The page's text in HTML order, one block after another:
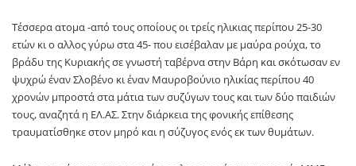
Τέσσερα ατομα -από τους οποίους οι τρείς ηλικιας περίπου 25-30
ετών κι o αλλος γύρω στα 45- που εισέβαλαν με μαύρα ρούχα, το
βράδυ της Κυριακής σε γνωστή ταβέρνα στην Βάρη και σκότωσαν εν
ψυχρώ έναν Σλοβένο κι έναν Μαυροβούνιο ηλικίας περίπου 40
χρονών μπροστά στα μάτια των συζύγων τους και των δύο παιδιών
τους, αναζητά η ΕΛ.ΑΣ. Στην διάρκεια της φονικής επίθεσης
τραυματίσθηκε στον μηρό και η σύζυγος ενός εκ των θυμάτων.